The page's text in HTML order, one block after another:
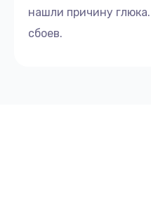
нашли причину
сбоев.